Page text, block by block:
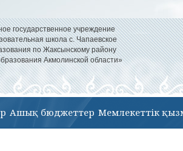
государственное учреждение
школа с. Чапаевское
по Жаксынскому району
Акмолинской области»
Ашық бюджеттер Мемлекеттік